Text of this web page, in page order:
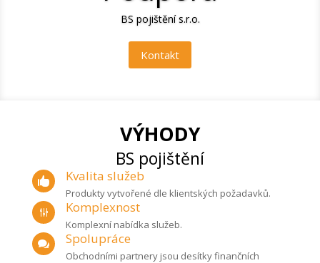
BS pojištění s.r.o.
Kontakt
VÝHODY
BS pojištění
 Kvalita služeb
Produkty vytvořené dle klientských požadavků.
g Komplexnost
Komplexní nabídka služeb.
 Spolupráce
Obchodními partnery jsou desítky finančních